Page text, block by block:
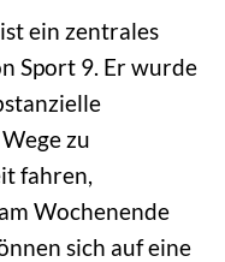
ein zentrales
Sport 9. Er wurde
zu
fahren,
Wochenende
sich auf eine